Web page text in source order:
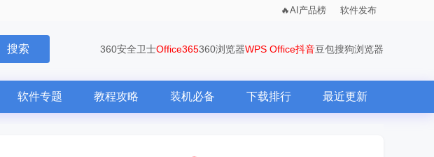
AI产品榜 软件发布
搜索 360安全卫士Office365360浏览器WPS Office抖音豆包搜狗浏览器
软件专题 教程攻略 装机必备 下载排行 最近更新